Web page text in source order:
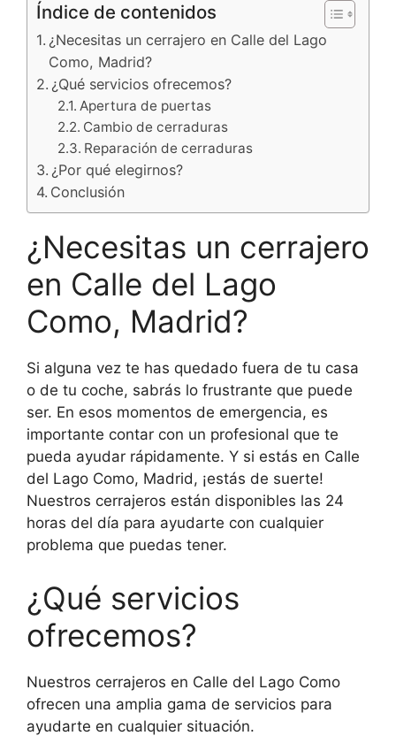
Índice de contenidos
¿Necesitas un cerrajero en Calle del Lago
Como, Madrid?
¿Qué servicios ofrecemos?
Apertura de puertas
Cambio de cerraduras
Reparación de cerraduras
¿Por qué elegirnos?
Conclusión
¿Necesitas un cerrajero
en Calle del Lago
Como, Madrid?
Si alguna vez te has quedado fuera de tu casa
o de tu coche, sabrás lo frustrante que puede
ser. En esos momentos de emergencia, es
importante contar con un profesional que te
pueda ayudar rápidamente. Y si estás en Calle
del Lago Como, Madrid, ¡estás de suerte!
Nuestros cerrajeros están disponibles las 24
horas del día para ayudarte con cualquier
problema que puedas tener.
¿Qué servicios
ofrecemos?
Nuestros cerrajeros en Calle del Lago Como
ofrecen una amplia gama de servicios para
ayudarte en cualquier situación.